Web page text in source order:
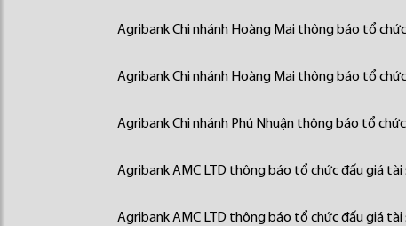
Agribank Chi nhánh Hoàng Mai thông báo tổ
Agribank Chi nhánh Hoàng Mai thông báo tổ
Agribank Chi nhánh Phú Nhuận thông báo tổ
Agribank AMC LTD thông báo tổ chức đấu giá tài
Agribank AMC LTD thông báo tổ chức đấu giá tài